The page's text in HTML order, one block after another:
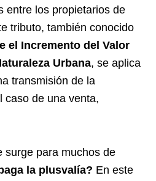
entre los propietarios de
tributo, también conocido
el Incremento del Valor
Urbana, se aplica
transmisión de la
caso de una venta,
surge para muchos de
la plusvalía? En este